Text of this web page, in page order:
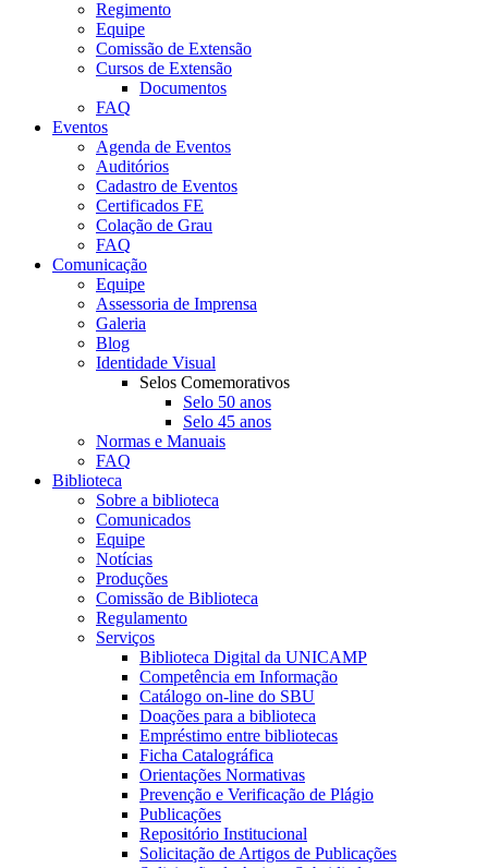
Regimento
Equipe
Comissão de Extensão
Cursos de Extensão
Documentos
FAQ
Eventos
Agenda de Eventos
Auditórios
Cadastro de Eventos
Certificados FE
Colação de Grau
FAQ
Comunicação
Equipe
Assessoria de Imprensa
Galeria
Blog
Identidade Visual
Selos Comemorativos
Selo 50 anos
Selo 45 anos
Normas e Manuais
FAQ
Biblioteca
Sobre a biblioteca
Comunicados
Equipe
Notícias
Produções
Comissão de Biblioteca
Regulamento
Serviços
Biblioteca Digital da UNICAMP
Competência em Informação
Catálogo on-line do SBU
Doações para a biblioteca
Empréstimo entre bibliotecas
Ficha Catalográfica
Orientações Normativas
Prevenção e Verificação de Plágio
Publicações
Repositório Institucional
Solicitação de Artigos de Publicações